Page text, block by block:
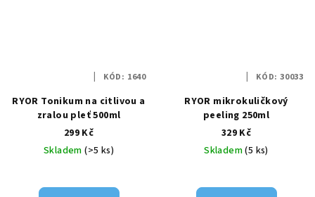
RYOR Tonikum na citlivou a
zralou pleť 500ml
299 Kč
Skladem(>5 ks)
KÓD: 1640
RYOR mikrokuličkový
peeling 250ml
329 Kč
Skladem(5 ks)
KÓD: 30033